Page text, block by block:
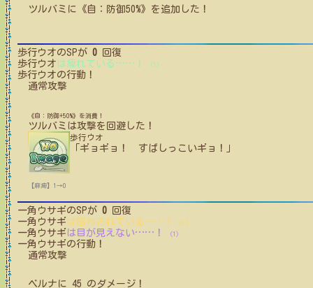
ツルバミ に 《自：防御50%》 を追加した！
歩行ウオのSPが 0 回復
歩行ウオ は痺れている …… ！ (1)
歩行ウオの行動！
通常攻撃
《自：防御+50%》を消費！
ツルバミ は攻撃を回避した！
歩行ウオ
「ギョギョ！ すばしっこいギョ！」
【麻痺】1→0
一角ウサギのSPが 0 回復
一角ウサギ は惑わされている …… ！ (1)
一角ウサギ は目が見えない…… ！ (1)
一角ウサギの行動！
通常攻撃
ベルナ に 45 のダメージ！